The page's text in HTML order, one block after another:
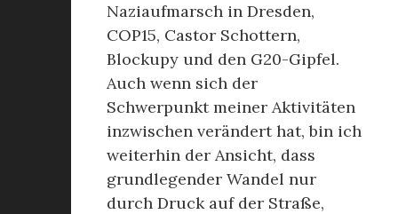
Naziaufmarsch in Dresden,
COP15, Castor Schottern,
Blockupy und den G20-Gipfel.
Auch wenn sich der
Schwerpunkt meiner Aktivitäten
inzwischen verändert hat, bin ich
weiterhin der Ansicht, dass
grundlegender Wandel nur
durch Druck auf der Straße,